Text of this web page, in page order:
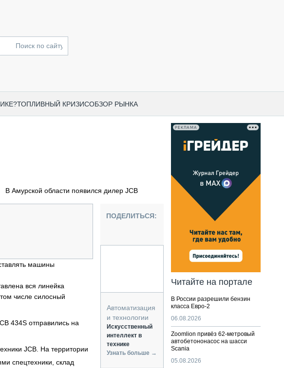
ТОПЛИВНЫЙ КРИЗИСОБЗОР РЫНКА
ПОДЪЁМНАЯ ТЕХНИКА
ПРИЦЕПНАЯ ТЕХНИКА
КОММУНАЛЬНАЯ ТЕХНИКА
ТЕХНИКА СПЕЦИАЛЬНОГО НАЗНАЧЕНИЯ
ЛОГИСТИКА И СКЛАД
АВТОМАТИЗАЦИЯ И ТЕХНОЛОГИИ
В Амурской области появился дилер JCB
машины
вся линейка
числе силосный
434S отправились на
JCB. На территории
спецтехники, склад
ПОДЕЛИТЬСЯ:
Автоматизация
и технологии
Искусственный
интеллект в
технике
Узнать больше →
РЕКЛАМА
Читайте на портале
В России разрешили бензин
класса Евро-2
06.08.2026
Zoomlion привёз 62-метровый
автобетононасос на шасси
Scania
05.08.2026